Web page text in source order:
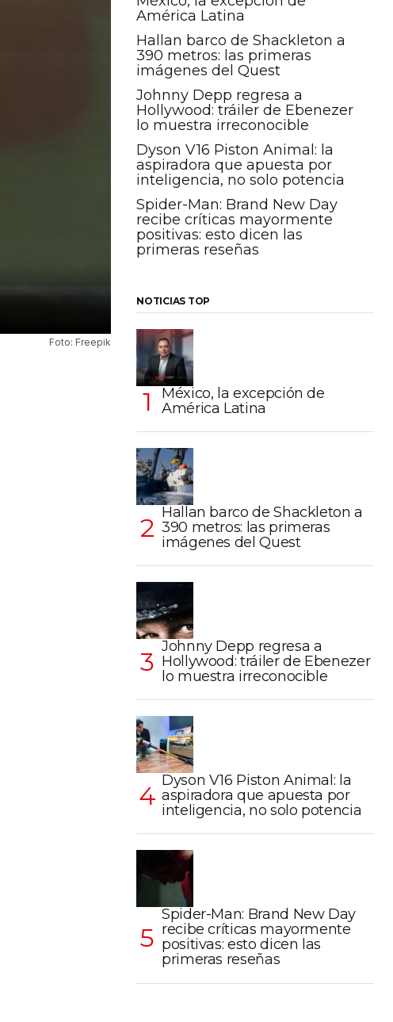
Foto: Freepik
América Latina
Hallan barco de Shackleton a
390 metros: las primeras
imágenes del Quest
Johnny Depp regresa a
Hollywood: tráiler de Ebenezer
lo muestra irreconocible
Dyson V16 Piston Animal: la
aspiradora que apuesta por
inteligencia, no solo potencia
Spider-Man: Brand New Day
recibe críticas mayormente
positivas: esto dicen las
primeras reseñas
NOTICIAS TOP
México, la excepción de
América Latina
Hallan barco de Shackleton a
390 metros: las primeras
imágenes del Quest
Johnny Depp regresa a
Hollywood: tráiler de Ebenezer
lo muestra irreconocible
Dyson V16 Piston Animal: la
aspiradora que apuesta por
inteligencia, no solo potencia
Spider-Man: Brand New Day
recibe críticas mayormente
positivas: esto dicen las
primeras reseñas